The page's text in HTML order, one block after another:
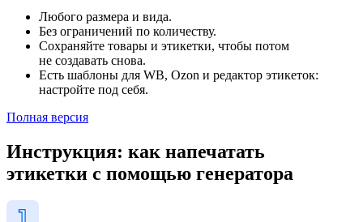
Любого размера и вида.
Без ограничений по количеству.
Сохраняйте товары и этикетки, чтобы потом
не создавать снова.
Есть шаблоны для WB, Ozon и редактор этикеток:
настройте под себя.
Полная версия
Инструкция: как напечатать
этикетки с помощью генератора